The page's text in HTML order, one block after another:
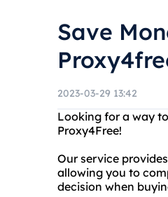
Save
2023-03-29 13:42
Looking for a way
Proxy4Free!
Our service
allowing you to
decision when